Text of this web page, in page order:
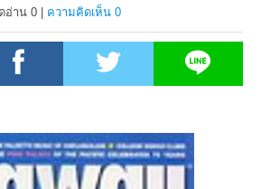
อ่าน 0 ความคิดเห็น 0